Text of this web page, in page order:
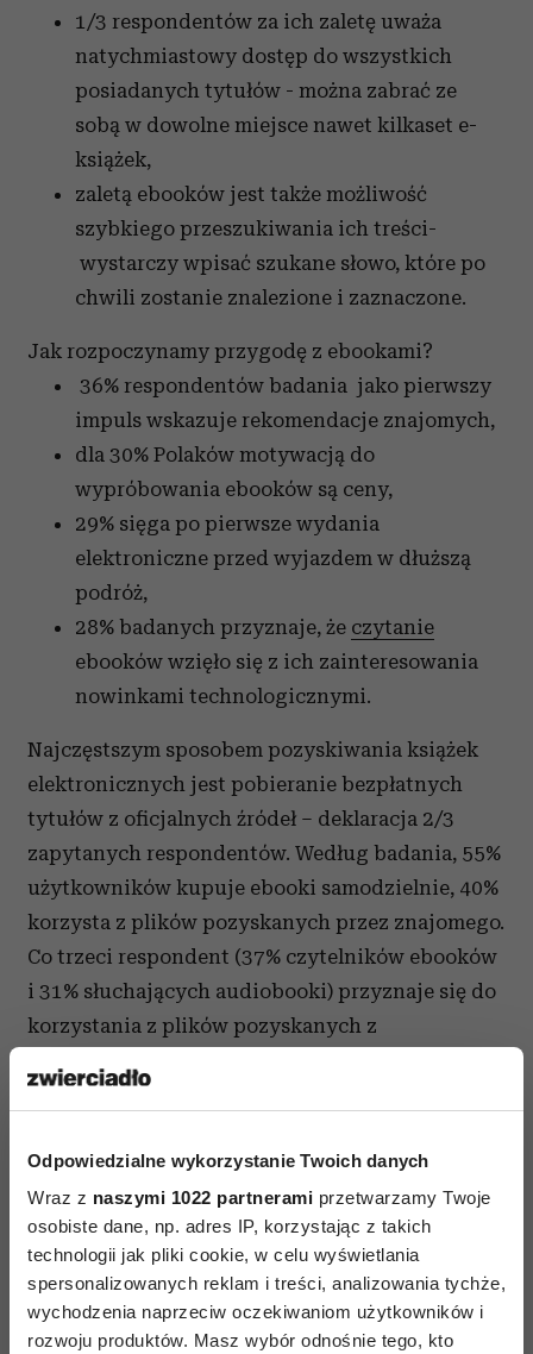
Odpowiedzialne wykorzystanie Twoich danych
Wraz z naszymi 1022 partnerami przetwarzamy Twoje
osobiste dane, np. adres IP, korzystając z takich
technologii jak pliki cookie, w celu wyświetlania
spersonalizowanych reklam i treści, analizowania tychże,
wychodzenia naprzeciw oczekiwaniom użytkowników i
rozwoju produktów. Masz wybór odnośnie tego, kto
1/3 respondentów za ich zaletę uważa
natychmiastowy dostęp do wszystkich
posiadanych tytułów - można zabrać ze
sobą w dowolne miejsce nawet kilkaset e-
książek,
zaletą ebooków jest także możliwość
szybkiego przeszukiwania ich treści-
wystarczy wpisać szukane słowo, które po
chwili zostanie znalezione i zaznaczone.
Jak rozpoczynamy przygodę z ebookami?
36% respondentów badania jako pierwszy
impuls wskazuje rekomendacje znajomych,
dla 30% Polaków motywacją do
wypróbowania ebooków są ceny,
29% sięga po pierwsze wydania
elektroniczne przed wyjazdem w dłuższą
podróż,
28% badanych przyznaje, że czytanie
ebooków wzięło się z ich zainteresowania
nowinkami technologicznymi.
Najczęstszym sposobem pozyskiwania książek
elektronicznych jest pobieranie bezpłatnych
tytułów z oficjalnych źródeł – deklaracja 2/3
zapytanych respondentów. Według badania, 55%
użytkowników kupuje ebooki samodzielnie, 40%
korzysta z plików pozyskanych przez znajomego.
Co trzeci respondent (37% czytelników ebooków
i 31% słuchających audiobooki) przyznaje się do
korzystania z plików pozyskanych z
*Badanie „Zwyczaje Polaków związane
z użytkowaniem ebooków i audiobooków”, zostało
respondentów na zlecenie Virtualo przez Instytut
Badawczy ARC Rynek i Opinia.